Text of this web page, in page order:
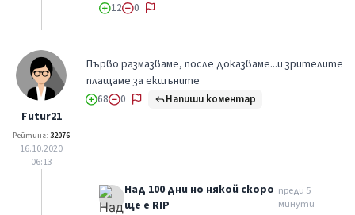
12 0
Futur21
Рейтинг: 32076
16.10.2020
06:13
Първо размазваме, после доказваме...и зрителите
плащаме за екшъните
68 0 Напиши коментар
Над 100 дни но някой скоро
ще е RIP
преди 5
минути